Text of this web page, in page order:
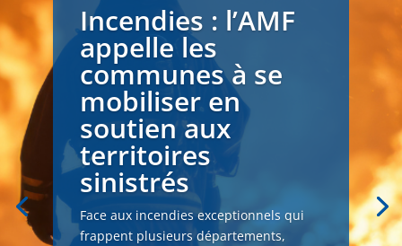
Incendies : l’AMF
appelle les
communes à se
mobiliser en
soutien aux
territoires
sinistrés
Face aux incendies exceptionnels qui
frappent plusieurs départements,